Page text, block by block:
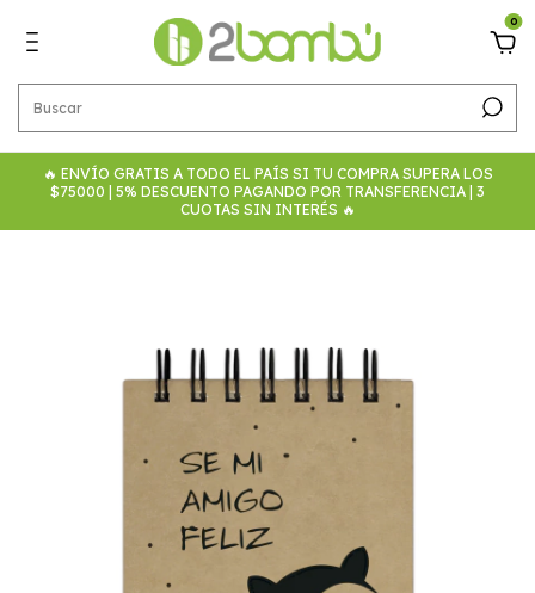
0
🔥 ENVÍO GRATIS A TODO EL PAÍS SI TU COMPRA SUPERA LOS
$75000 | 5% DESCUENTO PAGANDO POR TRANSFERENCIA | 3
CUOTAS SIN INTERÉS 🔥